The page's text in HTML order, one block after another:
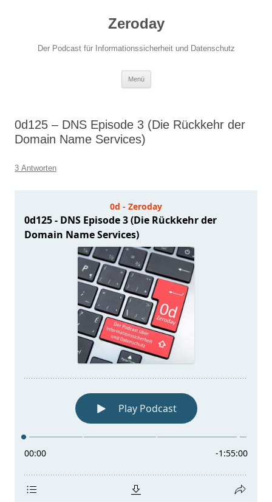
Zeroday
Der Podcast für Informationssicherheit und Datenschutz
Menü
0d125 – DNS Episode 3 (Die Rückkehr der
Domain Name Services)
3 Antworten